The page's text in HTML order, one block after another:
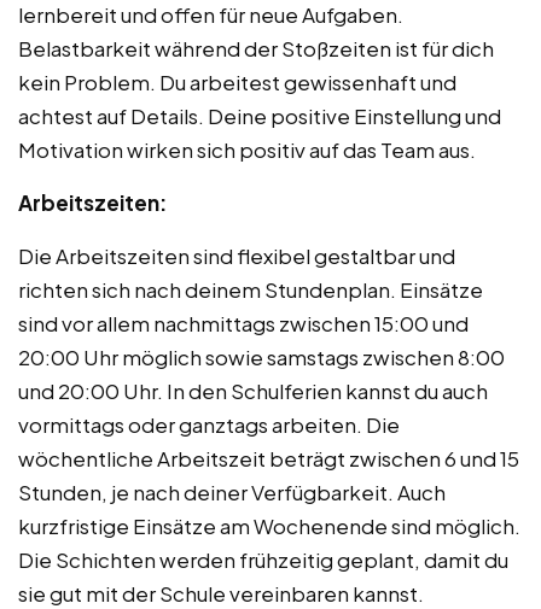
lernbereit und offen für neue Aufgaben.
Belastbarkeit während der Stoßzeiten ist für dich
kein Problem. Du arbeitest gewissenhaft und
achtest auf Details. Deine positive Einstellung und
Motivation wirken sich positiv auf das Team aus.
Arbeitszeiten:
Die Arbeitszeiten sind flexibel gestaltbar und
richten sich nach deinem Stundenplan. Einsätze
sind vor allem nachmittags zwischen 15:00 und
20:00 Uhr möglich sowie samstags zwischen 8:00
und 20:00 Uhr. In den Schulferien kannst du auch
vormittags oder ganztags arbeiten. Die
wöchentliche Arbeitszeit beträgt zwischen 6 und 15
Stunden, je nach deiner Verfügbarkeit. Auch
kurzfristige Einsätze am Wochenende sind möglich.
Die Schichten werden frühzeitig geplant, damit du
sie gut mit der Schule vereinbaren kannst.